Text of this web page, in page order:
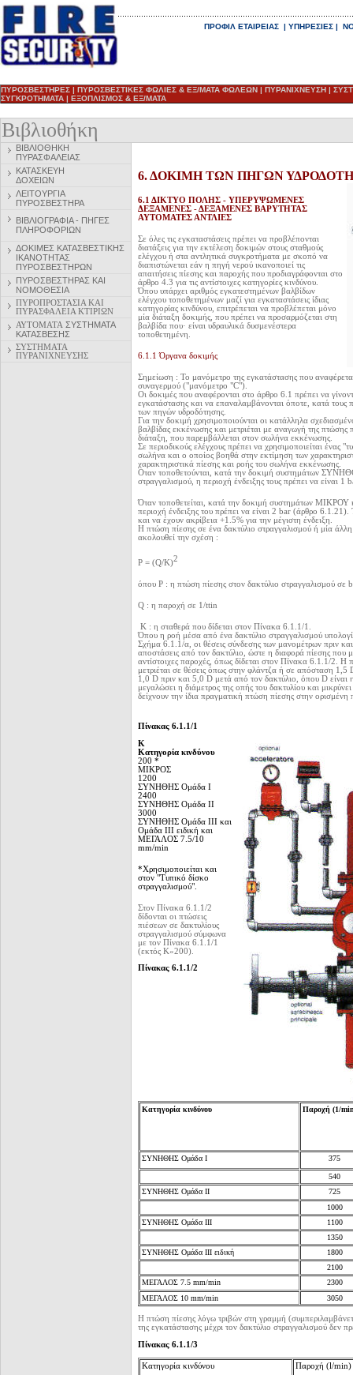
ΠΡΟΦΙΛ ΕΤΑΙΡΕΙΑΣ | ΥΠΗΡΕΣΙΕΣ |
ΠΥΡΟΣΒΕΣΤΗΡΕΣ | ΠΥΡΟΣΒΕΣΤΙΚΕΣ ΦΩΛΙΕΣ & ΕΞ/ΜΑΤΑ ΦΩΛΕΩΝ | ΠΥΡΑΝΙΧΝΕΥΣΗ |
ΣΥΓΚΡΟΤΗΜΑΤΑ | ΕΞΟΠΛΙΣΜΟΣ & ΕΞ/ΜΑΤΑ
Βιβλιοθήκη
ΒΙΒΛΙΟΘΗΚΗ
ΠΥΡΑΣΦΑΛΕΙΑΣ
ΚΑΤΑΣΚΕΥΗ
ΔΟΧΕΙΩΝ
ΛΕΙΤΟΥΡΓΙΑ
ΠΥΡΟΣΒΕΣΤΗΡΑ
ΒΙΒΛΙΟΓΡΑΦΙΑ - ΠΗΓΕΣ
ΠΛΗΡΟΦΟΡΙΩΝ
ΔΟΚΙΜΕΣ ΚΑΤΑΣΒΕΣΤΙΚΗΣ
ΙΚΑΝΟΤΗΤΑΣ
ΠΥΡΟΣΒΕΣΤΗΡΩΝ
ΠΥΡΟΣΒΕΣΤΗΡΑΣ ΚΑΙ
ΝΟΜΟΘΕΣΙΑ
ΠΥΡΟΠΡΟΣΤΑΣΙΑ ΚΑΙ
ΠΥΡΑΣΦΑΛΕΙΑ ΚΤΙΡΙΩΝ
ΑΥΤΟΜΑΤΑ ΣΥΣΤΗΜΑΤΑ
ΚΑΤΑΣΒΕΣΗΣ
ΣΥΣΤΗΜΑΤΑ
ΠΥΡΑΝΙΧΝΕΥΣΗΣ
6. ΔΟΚΙΜΗ ΤΩΝ ΠΗΓΩΝ ΥΔΡΟΔΟΤΗ
6.1 ΔΙΚΤΥΟ ΠΟΛΗΣ - ΥΠΕΡΥΨΩΜΕΝΕΣ
ΔΕΞΑΜΕΝΕΣ - ΔΕΞΑΜΕΝΕΣ ΒΑΡΥΤΗΤΑΣ
ΑΥΤΟΜΑΤΕΣ ΑΝΤΛΙΕΣ
Σε όλες τις εγκαταστάσεις πρέπει να προβλέπονται
διατάξεις για την εκτέλεση δοκιμών στους σταθμούς
ελέγχου ή στα αντλητικά συγκροτήματα με σκοπό να
διαπιστώνεται εάν η πηγή νερού ικανοποιεί τις
απαιτήσεις πίεσης και παροχής που προδιαγράφονται στο
άρθρο 4.3 για τις αντίστοιχες κατηγορίες κινδύνου.
Όπου υπάρχει αριθμός εγκατεστημένων βαλβίδων
ελέγχου τοποθετημένων μαζί για εγκαταστάσεις ίδιας
κατηγορίας κινδύνου, επιτρέπεται να προβλέπεται μόνο
μία διάταξη δοκιμής, που πρέπει να προσαρμόζεται στη
βαλβίδα που· είναι υδραυλικά δυσμενέστερα
τοποθετημένη.
6.1.1 Όργανα δοκιμής
Σημείωση : Το μανόμετρο της εγκατάστασης που
συναγερμού ("μανόμετρο "C").
Οι δοκιμές που αναφέρονται στο άρθρο 6.1 πρέπει να
εγκατάστασης και να επαναλαμβάνονται όποτε, κατά τους
των πηγών υδροδότησης.
Για την δοκιμή χρησιμοποιούνται οι κατάλληλα
βαλβίδας εκκένωσης και μετριέται με αναγωγή της
διάταξη, που παρεμβάλλεται στον σωλήνα εκκένωσης.
Σε περιοδικούς ελέγχους πρέπει να χρησιμοποιείται ένας
σωλήνα και ο οποίος βοηθά στην εκτίμηση των
χαρακτηριστικά πίεσης και ροής του σωλήνα εκκένωσης.
Οταν τοποθετούνται, κατά την δοκιμή συστημάτων
στραγγαλισμού, η περιοχή ένδειξης τους πρέπει να είναι
Όταν τοποθετείται, κατά την δοκιμή συστημάτων ΜΙΚΡΟΥ
περιοχή ένδειξης του πρέπει να είναι 2 bar (άρθρο
και να έχουν ακρίβεια +1.5% για την μέγιστη ένδειξη.
Η πτώση πίεσης σε ένα δακτύλιο στραγγαλισμού ή μία
ακολουθεί την σχέση :
Ρ = (Q/K)2
όπου Ρ : η πτώση πίεσης στον δακτύλιο στραγγαλισμού σε
Q : η παροχή σε 1/ttin
Κ : η σταθερά που δίδεται στον Πίνακα 6.1.1/1.
Όπου η ροή μέσα από ένα δακτύλιο στραγγαλισμού
Σχήμα 6.1.1/α, οι θέσεις σύνδεσης των μανομέτρων πριν
αποστάσεις από τον δακτύλιο, ώστε η διαφορά πίεσης που
αντίστοιχες παροχές, όπως δίδεται στον Πίνακα 6.1.1/2. Η
μετριέται σε θέσεις όπως στην φλάντζα ή σε απόσταση 1,5
1,0 D πριν και 5,0 D μετά από τον δακτύλιο, όπου D
μεγαλώσει η διάμετρος της οπής του δακτυλίου και
δείχνουν την ίδια πραγματική πτώση πίεσης στην ορισμένη
Πίνακας 6.1.1/1
K
Κατηγορία κινδύνου
200 *
ΜΙΚΡΟΣ
1200
ΣΥΝΗΘΗΣ Ομάδα Ι
2400
ΣΥΝΗΘΗΣ Ομάδα II
3000
ΣΥΝΗΘΗΣ Ομάδα III και
Ομάδα III ειδική και
ΜΕΓΑΛΟΣ 7.5/10
mm/min
*Χρησιμοποιείται και
στον "Τυπικό δίσκο
στραγγαλισμού".
Στον Πίνακα 6.1.1/2
δίδονται οι πτώσεις
πιέσεων σε δακτυλίους
στραγγαλισμού σύμφωνα
με τον Πίνακα 6.1.1/1
(εκτός Κ«200).
Πίνακας 6.1.1/2
Κατηγορία κινδύνου Παροχή (1/
ΣΥΝΗΘΗΣ Ομάδα Ι 375
540
ΣΥΝΗΘΗΣ Ομάδα II
725
1000
ΣΥΝΗΘΗΣ Ομάδα III
1100
1350
ΣΥΝΗΘΗΣ Ομάδα III ειδική
1800
2100
ΜΕΓΑΛΟΣ 7.5 mm/min
2300
ΜΕΓΑΛΟΣ 10 mm/min
3050
Η πτώση πίεσης λόγω τριβών στη γραμμή
της εγκατάστασης μέχρι τον δακτύλιο στραγγαλισμού δεν
Πίνακας 6.1.1/3
Κατηγορία κινδύνου Παροχή (l/min)